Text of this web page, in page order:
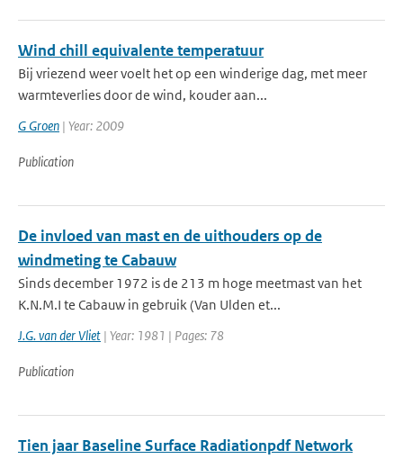
Wind chill equivalente temperatuur
Bij vriezend weer voelt het op een winderige dag, met meer
warmteverlies door de wind, kouder aan...
G Groen | Year: 2009
Publication
De invloed van mast en de uithouders op de
windmeting te Cabauw
Sinds december 1972 is de 213 m hoge meetmast van het
K.N.M.I te Cabauw in gebruik (Van Ulden et...
J.G. van der Vliet | Year: 1981 | Pages: 78
Publication
Tien jaar Baseline Surface Radiationpdf Network